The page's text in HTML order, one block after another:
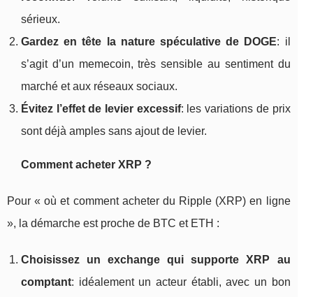
sérieux.
Gardez en tête la nature spéculative de DOGE: il
s’agit d’un memecoin, très sensible au sentiment du
marché et aux réseaux sociaux.
Évitez l’effet de levier excessif: les variations de prix
sont déjà amples sans ajout de levier.
Comment acheter XRP ?
Pour « où et comment acheter du Ripple (XRP) en ligne
», la démarche est proche de BTC et ETH :
Choisissez un exchange qui supporte XRP au
comptant: idéalement un acteur établi, avec un bon